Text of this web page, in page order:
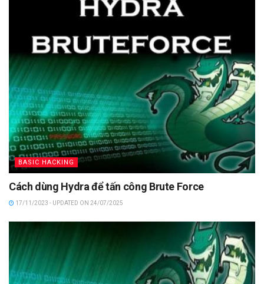
BASIC HACKING
Cách dùng Hydra để tấn công Brute Force
17/11/2023 - UPDATED ON 24/07/2025